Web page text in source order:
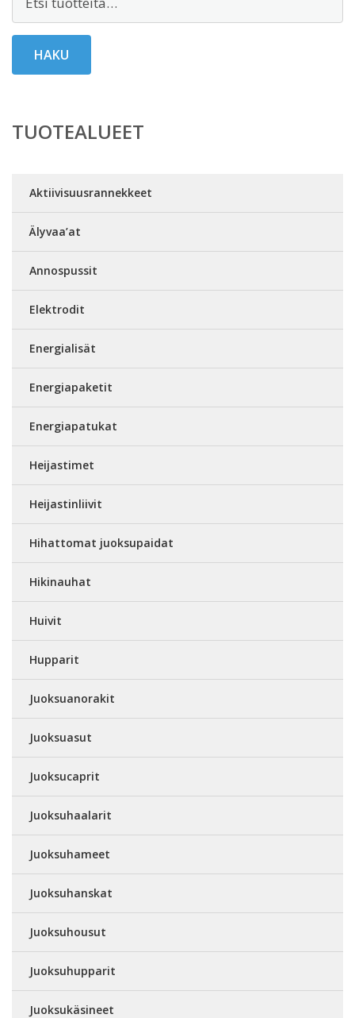
HAKU
TUOTEALUEET
Aktiivisuusrannekkeet
Älyvaa’at
Annospussit
Elektrodit
Energialisät
Energiapaketit
Energiapatukat
Heijastimet
Heijastinliivit
Hihattomat juoksupaidat
Hikinauhat
Huivit
Hupparit
Juoksuanorakit
Juoksuasut
Juoksucaprit
Juoksuhaalarit
Juoksuhameet
Juoksuhanskat
Juoksuhousut
Juoksuhupparit
Juoksukäsineet